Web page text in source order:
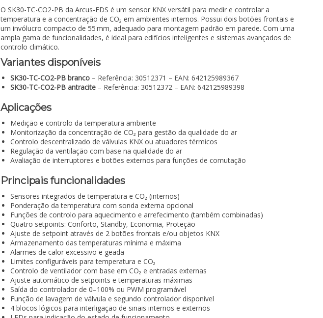
O SK30-TC-CO2-PB da Arcus-EDS é um sensor KNX versátil para medir e controlar a
temperatura e a concentração de CO₂ em ambientes internos. Possui dois botões frontais e
um invólucro compacto de 55 mm, adequado para montagem padrão em parede. Com uma
ampla gama de funcionalidades, é ideal para edifícios inteligentes e sistemas avançados de
controlo climático.
Variantes disponíveis
SK30-TC-CO2-PB branco – Referência: 30512371 – EAN: 642125989367
SK30-TC-CO2-PB antracite – Referência: 30512372 – EAN: 642125989398
Aplicações
Medição e controlo da temperatura ambiente
Monitorização da concentração de CO₂ para gestão da qualidade do ar
Controlo descentralizado de válvulas KNX ou atuadores térmicos
Regulação da ventilação com base na qualidade do ar
Avaliação de interruptores e botões externos para funções de comutação
Principais funcionalidades
Sensores integrados de temperatura e CO₂ (internos)
Ponderação da temperatura com sonda externa opcional
Funções de controlo para aquecimento e arrefecimento (também combinadas)
Quatro setpoints: Conforto, Standby, Economia, Proteção
Ajuste de setpoint através de 2 botões frontais e/ou objetos KNX
Armazenamento das temperaturas mínima e máxima
Alarmes de calor excessivo e geada
Limites configuráveis para temperatura e CO₂
Controlo de ventilador com base em CO₂ e entradas externas
Ajuste automático de setpoints e temperaturas máximas
Saída do controlador de 0–100% ou PWM programável
Função de lavagem de válvula e segundo controlador disponível
4 blocos lógicos para interligação de sinais internos e externos